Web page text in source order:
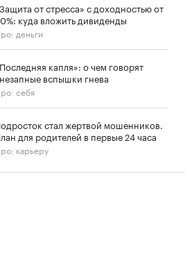
от стресса» с доходностью от
куда вложить дивиденды
деньги
капля»: о чем говорят
вспышки гнева
себя
стал жертвой мошенников.
для родителей в первые 24 часа
карьеру